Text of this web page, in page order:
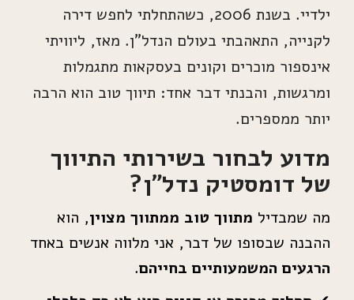
ילדיי. בשנת 2006, כשהתחלתי לחפש דירה
לקנייה, התאהבתי בעולם הנדל”ן. מאז, ליוויתי
אינספור מוכרים וקונים בעסקאות מתגמלות
ומרגשות, והבנתי דבר אחד: תיווך טוב הוא הרבה
יותר ממספרים.
מדוע לבחור בשירותי התיווך
של דומסטיק נדל”ן?
מה שמבדיל מתווך טוב ממתווך מצוין, הוא
ההבנה שבסופו של דבר, אני מלווה אנשים באחד
הרגעים המשמעותיים בחייהם.